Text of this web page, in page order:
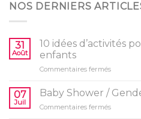
NOS DERNIERS
31
Août
10 idées d’activités
enfants
Commentaires ferméssur
idées
pour
07
Juil
Baby Shower /
Commentaires ferméssur